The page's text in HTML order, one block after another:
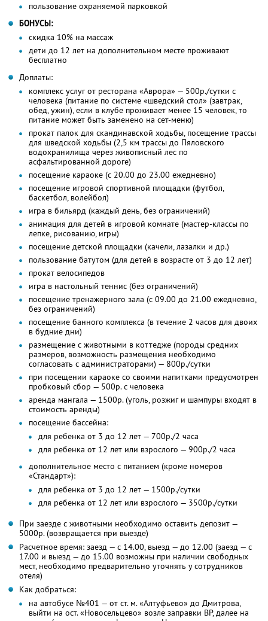
пользование охраняемой парковкой
БОНУСЫ:
скидка 10% на массаж
дети до 12 лет на дополнительном месте проживают
бесплатно
Доплаты:
комплекс услуг от ресторана «Аврора» — 500р./сутки с
человека (питание по системе «шведский стол» (завтрак,
обед, ужин), если в клубе проживает менее 15 человек, то
питание может быть заменено на сет-меню)
прокат палок для скандинавской ходьбы, посещение трассы
для шведской ходьбы (2,5 км трассы до Пяловского
водохранилища через живописный лес по
асфальтированной дороге)
посещение караоке (с 20.00 до 23.00 ежедневно)
посещение игровой спортивной площадки (футбол,
баскетбол, волейбол)
игра в бильярд (каждый день, без ограничений)
анимация для детей в игровой комнате (мастер-классы по
лепке, рисованию, игры)
посещение детской площадки (качели, лазалки и др.)
пользование батутом (для детей в возрасте от 3 до 12 лет)
прокат велосипедов
игра в настольный теннис (без ограничений)
посещение тренажерного зала (с 09.00 до 21.00 ежедневно,
без ограничений)
посещение банного комплекса (в течение 2 часов для двоих
в будние дни)
размещение с животными в коттедже (породы средних
размеров, возможность размещения необходимо
согласовать с администраторами) — 800р./сутки
при посещении караоке со своими напитками предусмотрен
пробковый сбор — 500р. с человека
аренда мангала — 1500р. (уголь, розжиг и шампуры входят в
стоимость аренды)
посещение бассейна:
для ребенка от 3 до 12 лет — 700р./2 часа
для ребенка от 12 лет или взрослого — 900р./2 часа
дополнительное место с питанием (кроме номеров
«Стандарт»):
для ребенка от 3 до 12 лет — 1500р./сутки
для ребенка от 12 лет или взрослого — 3500р./сутки
При заезде с животными необходимо оставить депозит —
5000р. (возвращается при выезде)
Расчетное время: заезд — с 14.00, выезд — до 12.00 (заезд — с
17.00 и выезд — до 15.00 возможны при наличии свободных
мест, необходимо предварительно уточнять у сотрудников
отеля)
Как добраться:
на автобусе №401 — от ст. м. «Алтуфьево» до Дмитрова,
выйти на ост. «Новосельцево» возле заправки BP, далее на